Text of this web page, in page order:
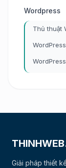
Wordpress
Thủ thuật
Giải pháp thiết